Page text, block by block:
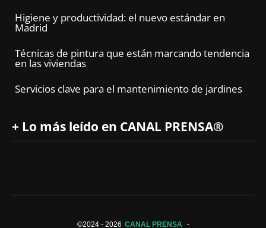
Higiene y productividad: el nuevo estándar en
Madrid
Técnicas de pintura que están marcando tendencia
en las viviendas
Servicios clave para el mantenimiento de jardines
+ Lo más leído en CANAL PRENSA®
©2024 - 2026 CANAL PRENSA -